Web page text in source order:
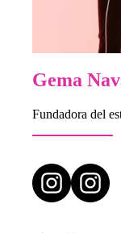
Gema
Fundadora del